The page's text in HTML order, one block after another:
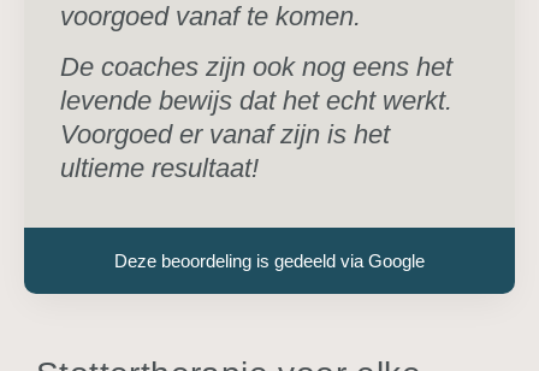
voorgoed vanaf te komen.
De coaches zijn ook nog eens het
levende bewijs dat het echt werkt.
Voorgoed er vanaf zijn is het
ultieme resultaat!
Deze beoordeling is gedeeld via Google